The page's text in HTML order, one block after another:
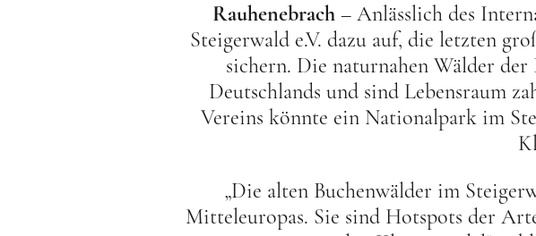
Rauhenebrach– Anlässlich des
Steigerwald e.V. dazu auf, die letzten
sichern. Die naturnahen Wälder
Deutschlands und sind Lebensraum
Vereins könnte ein Nationalpark im
„Die alten Buchenwälder im
Mitteleuropas. Sie sind Hotspots der